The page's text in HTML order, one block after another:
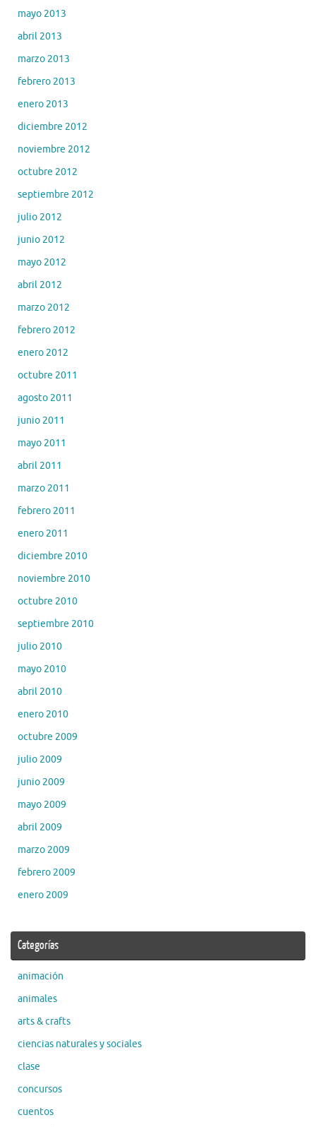
mayo 2013
abril 2013
marzo 2013
febrero 2013
enero 2013
diciembre 2012
noviembre 2012
octubre 2012
septiembre 2012
julio 2012
junio 2012
mayo 2012
abril 2012
marzo 2012
febrero 2012
enero 2012
octubre 2011
agosto 2011
junio 2011
mayo 2011
abril 2011
marzo 2011
febrero 2011
enero 2011
diciembre 2010
noviembre 2010
octubre 2010
septiembre 2010
julio 2010
mayo 2010
abril 2010
enero 2010
octubre 2009
julio 2009
junio 2009
mayo 2009
abril 2009
marzo 2009
febrero 2009
enero 2009
Categorías
animación
animales
arts & crafts
ciencias naturales y sociales
clase
concursos
cuentos